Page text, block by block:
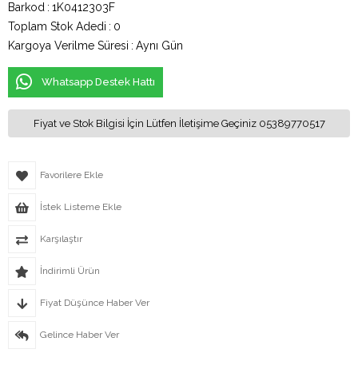
Barkod : 1K0412303F
Toplam Stok Adedi : 0
Kargoya Verilme Süresi : Aynı Gün
Whatsapp Destek Hattı
Fiyat ve Stok Bilgisi İçin Lütfen İletişime Geçiniz 05389770517
Favorilere Ekle
İstek Listeme Ekle
Karşılaştır
İndirimli Ürün
Fiyat Düşünce Haber Ver
Gelince Haber Ver